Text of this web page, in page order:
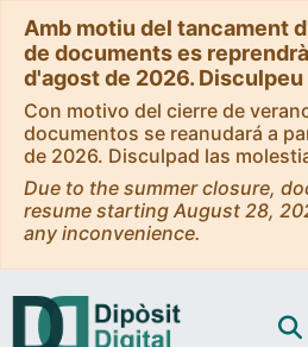
Amb motiu del tancament
de documents es
d'agost de 2026.
Con motivo del cierre de
documentos se reanudará a
de 2026. Disculpad las
Due to the summer closure,
resume starting August 28,
any inconvenience.